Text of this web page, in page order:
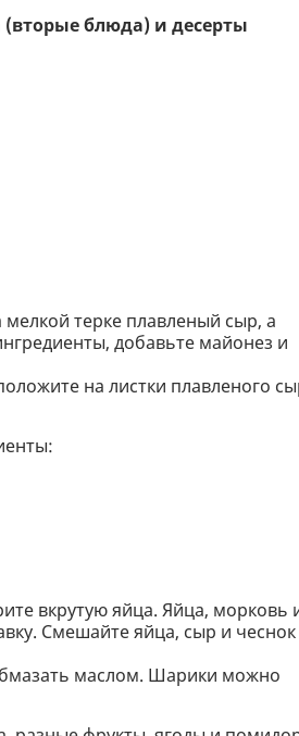
блюда) и десерты
терке плавленый сыр, а
добавьте майонез и
на листки плавленого
вкрутую яйца. Яйца, морковь
Смешайте яйца, сыр и чеснок
маслом. Шарики можно